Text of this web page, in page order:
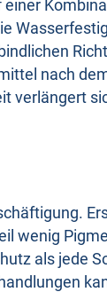
nach
verlängert
wenig
als jede